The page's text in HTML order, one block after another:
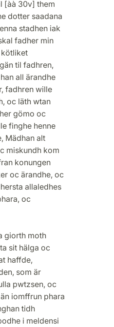
[àà 30v] them
dotter saadana
stadhen iak
fadher min
til fadhren,
all ärandhe
fadhren wille
oc läth wtan
gömo oc
finghe henne
Mädhan alt
miskundh kom
konungen
oc ärandhe, oc
allaledhes
oc
giorth moth
sit hälga oc
haffde,
som är
pwtzsen, oc
iomffrun phara
tidh
i meldensi